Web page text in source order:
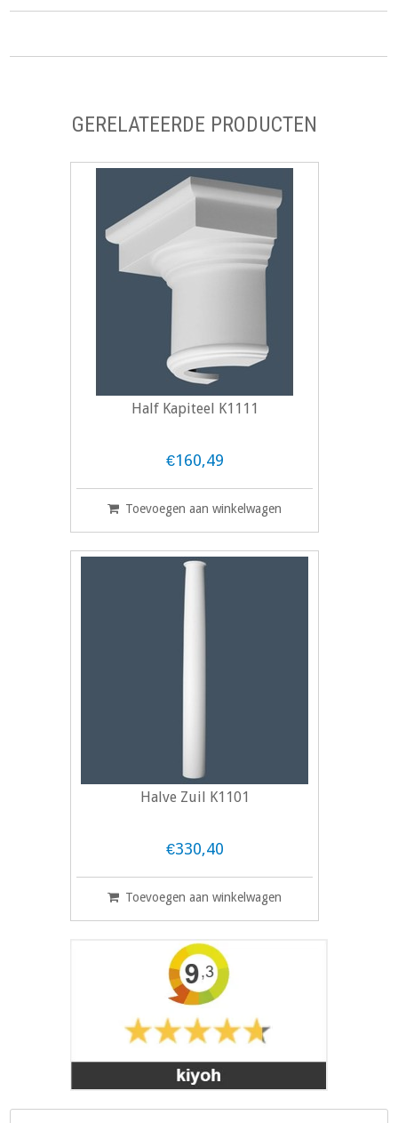
GERELATEERDE PRODUCTEN
Half Kapiteel K1111
€160,49
Toevoegen aan winkelwagen
Halve Zuil K1101
€330,40
Toevoegen aan winkelwagen